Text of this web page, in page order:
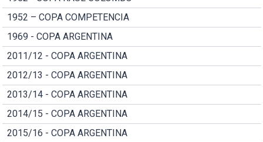
1952 – COPA COMPETENCIA
1969 - COPA ARGENTINA
2011/12 - COPA ARGENTINA
2012/13 - COPA ARGENTINA
2013/14 - COPA ARGENTINA
2014/15 - COPA ARGENTINA
2015/16 - COPA ARGENTINA